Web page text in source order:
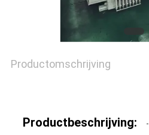
Productomschrijving
Productbeschrijving: